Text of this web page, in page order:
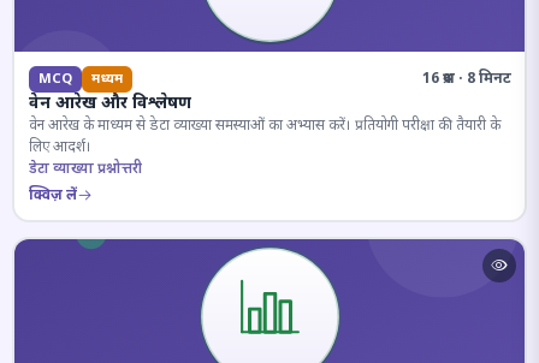
MCQ मध्यम 16 प्रश्न · 8 मिनट
वेन आरेख और विश्लेषण
वेन आरेख के माध्यम से डेटा व्याख्या समस्याओं का अभ्यास करें। प्रतियोगी परीक्षा की तैयारी के
लिए आदर्श।
डेटा व्याख्या प्रश्नोत्तरी
क्विज़ लें